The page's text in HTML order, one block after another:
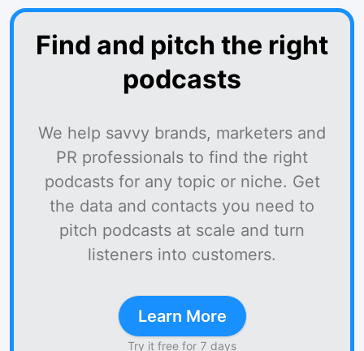
Find and pitch the right
podcasts
We help savvy brands, marketers and
PR professionals to find the right
podcasts for any topic or niche. Get
the data and contacts you need to
pitch podcasts at scale and turn
listeners into customers.
Learn More
Try it free for 7 days